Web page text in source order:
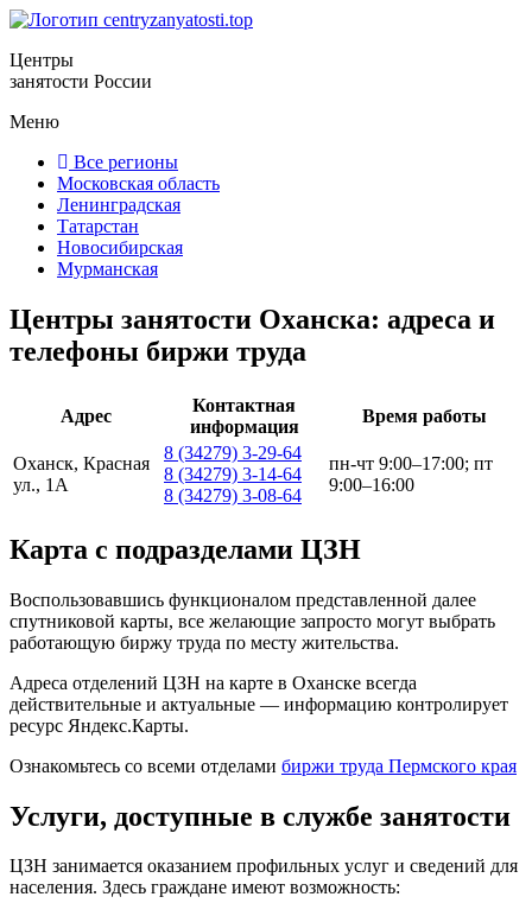
Центры
занятости России
Меню
Все регионы
Московская область
Ленинградская
Татарстан
Новосибирская
Мурманская
Центры занятости Оханска: адреса и
телефоны биржи труда
Адрес
Контактная
информация
Время работы
Оханск, Красная
ул., 1А
8 (34279) 3-29-64
8 (34279) 3-14-64
8 (34279) 3-08-64
пн-чт 9:00–17:00; пт
9:00–16:00
Карта с подразделами ЦЗН
Воспользовавшись функционалом представленной далее
спутниковой карты, все желающие запросто могут выбрать
работающую биржу труда по месту жительства.
Адреса отделений ЦЗН на карте в Оханске всегда
действительные и актуальные — информацию контролирует
ресурс Яндекс.Карты.
Ознакомьтесь со всеми отделами биржи труда Пермского края
Услуги, доступные в службе занятости
ЦЗН занимается оказанием профильных услуг и сведений для
населения. Здесь граждане имеют возможность: